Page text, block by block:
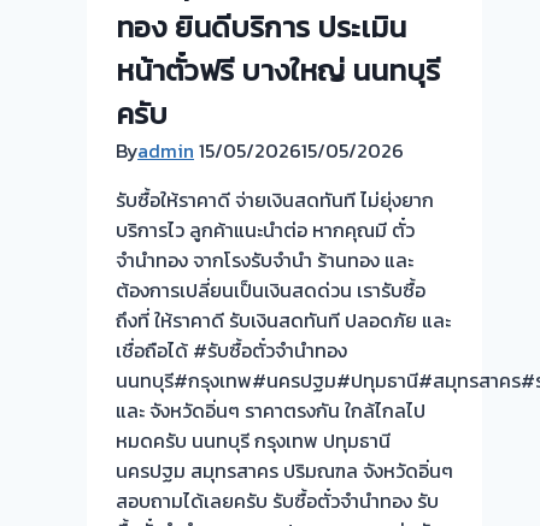
ฟรี
จ่าย
สด
ไม่
รอ
จบ
หน้า
งาน
📌
ผล
งาน
วัน
นี้➡️รับ
ซื้อ
ตั่ว
ทอง ยินดีบริการ ประเมิน
หน้าตั๋วฟรี บางใหญ่ นนทบุรี
ครับ
Byadmin 15/05/202615/05/2026
รับซื้อให้ราคาดี จ่ายเงินสดทันที ไม่ยุ่งยาก
บริการไว ลูกค้าแนะนำต่อ หากคุณมี ตั๋ว
จำนำทอง จากโรงรับจำนำ ร้านทอง และ
ต้องการเปลี่ยนเป็นเงินสดด่วน เรารับซื้อ
ถึงที่ ให้ราคาดี รับเงินสดทันที ปลอดภัย และ
เชื่อถือได้ #รับซื้อตั๋วจำนำทอง
นนทบุรี#กรุงเทพ#นครปฐม#ปทุมธานี#สมุทรสาคร#
และ จังหวัดอิ่นๆ ราคาตรงกัน ใกล้ไกลไป
หมดครับ นนทบุรี กรุงเทพ ปทุมธานี
นครปฐม สมุทรสาคร ปริมณฑล จังหวัดอิ่นๆ
สอบถามได้เลยครับ รับซื้อตั๋วจำนำทอง รับ